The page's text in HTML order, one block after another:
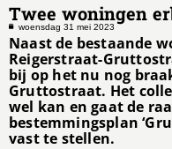
Twee woningen
woensdag 31 mei 2023
Naast de bestaande
Reigerstraat-
bij op het nu nog
Gruttostraat. Het
wel kan en gaat de
bestemmingsplan
vast te stellen.